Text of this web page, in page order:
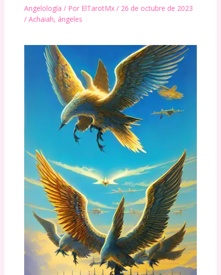
Angelología / Por ElTarotMx / 26 de octubre de 2023
/ Achaiah, ángeles